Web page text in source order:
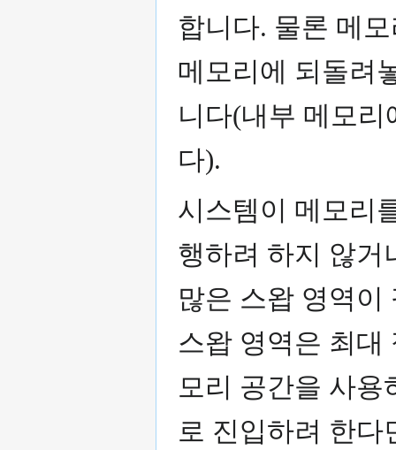
합니다. 물론 메
메모리에 되돌려
니다(내부 메모
다).
시스템이 메모리
행하려 하지 않거
많은 스왑 영역이
스왑 영역은 최대
모리 공간을 사용
로 진입하려 한다